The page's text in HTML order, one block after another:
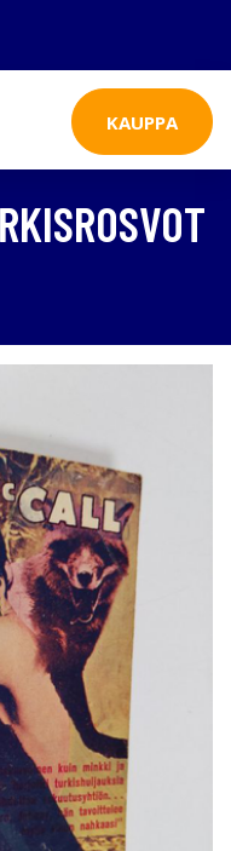
KAUPPA